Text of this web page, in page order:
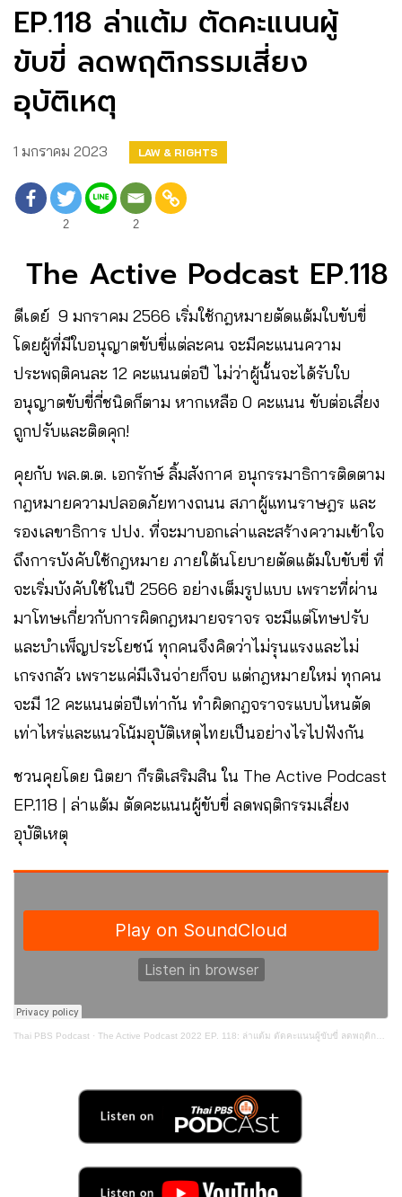
EP.118 ล่าแต้ม ตัดคะแนนผู้
ขับขี่ ลดพฤติกรรมเสี่ยง
อุบัติเหตุ
1 มกราคม 2023 LAW & RIGHTS
2 2
The Active Podcast EP.118
ดีเดย์ 9 มกราคม 2566 เริ่มใช้กฎหมายตัดแต้มใบขับขี่
โดยผู้ที่มีใบอนุญาตขับขี่แต่ละคน จะมีคะแนนความ
ประพฤติคนละ 12 คะแนนต่อปี ไม่ว่าผู้นั้นจะได้รับใบ
อนุญาตขับขี่กี่ชนิดก็ตาม หากเหลือ 0 คะแนน ขับต่อเสี่ยง
ถูกปรับและติดคุก!
คุยกับ พล.ต.ต. เอกรักษ์ ลิ้มสังกาศ อนุกรรมาธิการติดตาม
กฎหมายความปลอดภัยทางถนน สภาผู้แทนราษฎร และ
รองเลขาธิการ ปปง. ที่จะมาบอกเล่าและสร้างความเข้าใจ
ถึงการบังคับใช้กฎหมาย ภายใต้นโยบายตัดแต้มใบขับขี่ ที่
จะเริ่มบังคับใช้ในปี 2566 อย่างเต็มรูปแบบ เพราะที่ผ่าน
มาโทษเกี่ยวกับการผิดกฎหมายจราจร จะมีแต่โทษปรับ
และบำเพ็ญประโยชน์ ทุกคนจึงคิดว่าไม่รุนแรงและไม่
เกรงกลัว เพราะแค่มีเงินจ่ายก็จบ แต่กฎหมายใหม่ ทุกคน
จะมี 12 คะแนนต่อปีเท่ากัน ทำผิดกฎจราจรแบบไหนตัด
เท่าไหร่และแนวโน้มอุบัติเหตุไทยเป็นอย่างไรไปฟังกัน
ชวนคุยโดย นิตยา กีรติเสริมสิน ใน The Active Podcast
EP.118 | ล่าแต้ม ตัดคะแนนผู้ขับขี่ ลดพฤติกรรมเสี่ยง
อุบัติเหตุ
Thai PBS Podcast · The Active Podcast 2022 EP. 118: ล่าแต้ม ตัดคะแนนผู้ขับขี่ ลดพฤติกรรมเสี่ยงอุบัติเหตุ